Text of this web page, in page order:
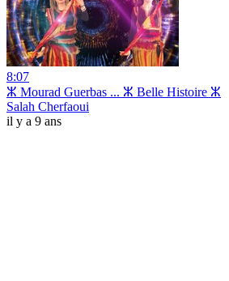
8:07
ⵣ Mourad Guerbas ... ⵣ Belle Histoire ⵣ
Salah Cherfaoui
il y a 9 ans